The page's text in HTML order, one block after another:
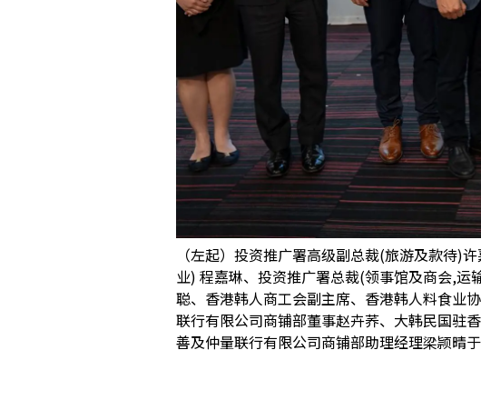
（左起）投资推广署高级副总裁(旅游及款待)
业) 程嘉琳、投资推广署总裁(领事馆及商会,
聪、香港韩人商工会副主席、香港韩人料食业
联行有限公司商铺部董事赵卉荞、大韩民国驻
善及仲量联行有限公司商铺部助理经理梁颕晴于